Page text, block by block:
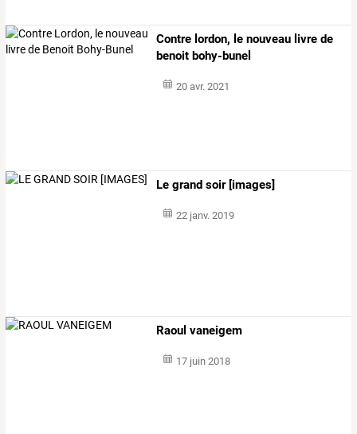
Contre lordon, le nouveau livre de
benoit bohy-bunel
20 avr. 2021
Le grand soir [images]
22 janv. 2019
Raoul vaneigem
17 juin 2018